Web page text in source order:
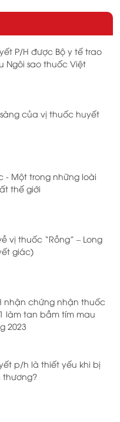
P/H được Bộ y tế trao
Ngôi sao thuốc Việt
của vị thuốc huyết
- Một trong những loài
thế giới
vị thuốc “Rồng” – Long
giác)
nhận chứng nhận thuốc
làm tan bầm tím mau
2023
p/h là thiết yếu khi bị
thương?